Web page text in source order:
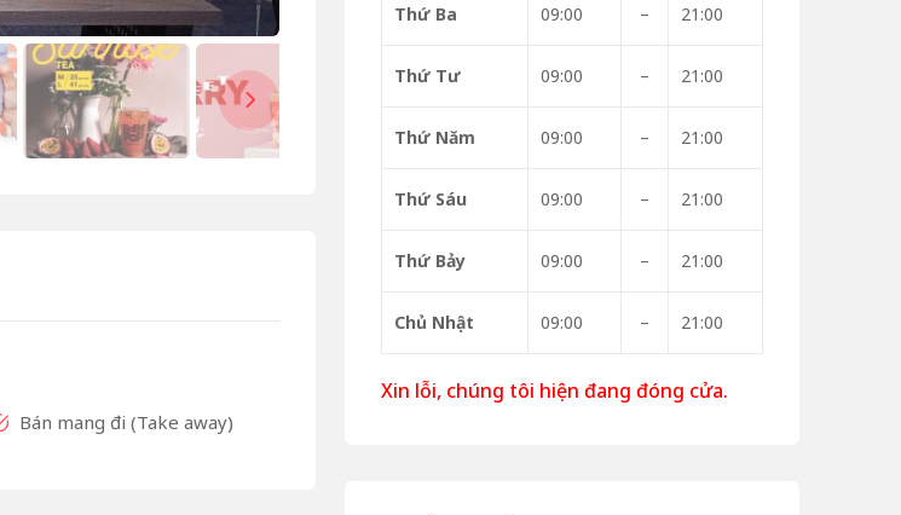
Bán mang đi (Take away)
Thứ Ba 09:00 – 21:00
Thứ Tư 09:00 – 21:00
Thứ Năm 09:00 – 21:00
Thứ Sáu 09:00 – 21:00
Thứ Bảy 09:00 – 21:00
Chủ Nhật 09:00 – 21:00
Xin lỗi, chúng tôi hiện đang đóng cửa.